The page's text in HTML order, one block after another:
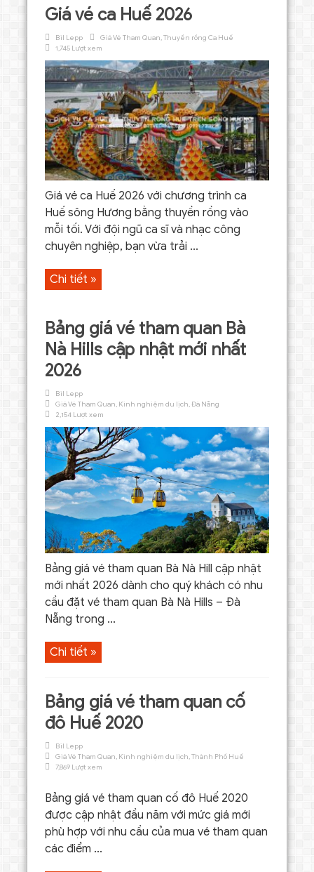
Giá vé ca Huế 2026
Bil Lepp Giá Vé Tham Quan,Thuyền rồng Ca Huế
1,745 Lượt xem
Giá vé ca Huế 2026 với chương trình ca
Huế sông Hương bằng thuyền rồng vào
mỗi tối. Với đội ngũ ca sĩ và nhạc công
chuyên nghiệp, bạn vừa trải ...
Chi tiết »
Bảng giá vé tham quan Bà
Nà Hills cập nhật mới nhất
2026
Bil Lepp
Giá Vé Tham Quan, Kinh nghiệm du lịch,Đà Nẵng
2,154 Lượt xem
Bảng giá vé tham quan Bà Nà Hill cập nhật
mới nhất 2026 dành cho quý khách có nhu
cầu đặt vé tham quan Bà Nà Hills – Đà
Nẵng trong ...
Chi tiết »
Bảng giá vé tham quan cố
đô Huế 2020
Bil Lepp
Giá Vé Tham Quan, Kinh nghiệm du lịch,Thành Phố Huế
7,869 Lượt xem
Bảng giá vé tham quan cố đô Huế 2020
được cập nhật đầu năm với mức giá mới
phù hợp với nhu cầu của mua vé tham quan
các điểm ...